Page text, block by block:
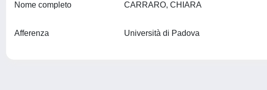
Nome completo CARRARO, CHIARA
Afferenza Università di Padova